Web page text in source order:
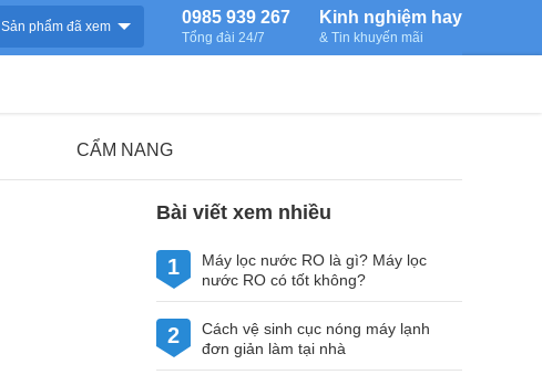
Sản phẩm đã xem Kinh nghiệm hay
& Tin khuyến mãi
0985 939 267
Tổng đài 24/7
CẨM NANG
Bài viết xem nhiều
1
Máy lọc nước RO là gì? Máy lọc
nước RO có tốt không?
2
Cách vệ sinh cục nóng máy lạnh
đơn giản làm tại nhà